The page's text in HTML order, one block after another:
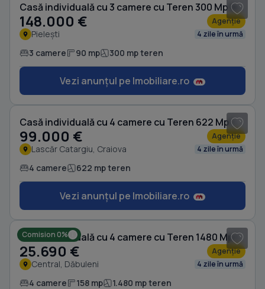
Casă individuală cu 3 camere cu Teren 300 Mp în Pielești
148.000 € Agenție
Pielești 4 zile în urmă
3 camere 90 mp 300 mp teren
Vezi anunțul pe Imobiliare.ro
Casă individuală cu 4 camere cu Teren 622 Mp în Lascăr Catargiu
99.000 € Agenție
Lascăr Catargiu, Craiova 4 zile în urmă
4 camere 622 mp teren
Vezi anunțul pe Imobiliare.ro
Comision 0% Casă individuală cu 4 camere cu Teren 1480 Mp în Central
25.690 € Agenție
Central, Dăbuleni 4 zile în urmă
4 camere 158 mp 1.480 mp teren